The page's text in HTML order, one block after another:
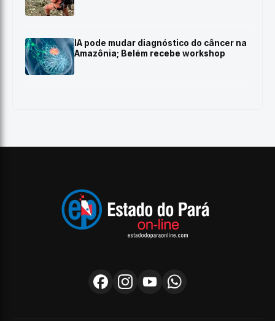
IA pode mudar diagnóstico do câncer na
Amazônia; Belém recebe workshop